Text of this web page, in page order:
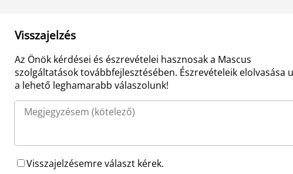
Visszajelzés
Az Önök kérdései és észrevételei hasznosak a Mascus
szolgáltatások továbbfejlesztésében. Észrevételeik elolvasása
a lehető leghamarabb válaszolunk!
Visszajelzésemre választ kérek.